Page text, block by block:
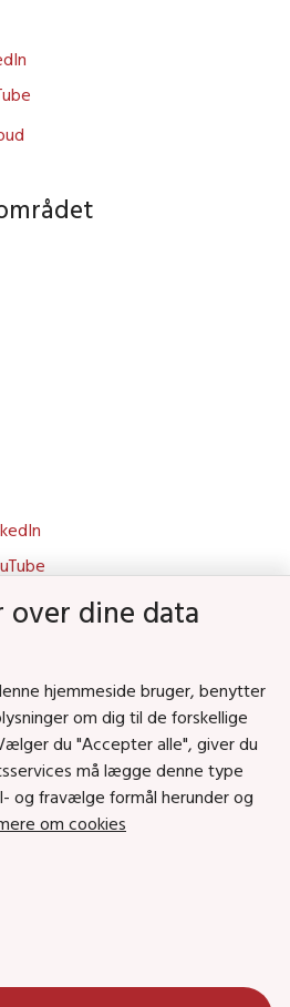
nyheder som RSS feed
• Tlf.: 72 42 37 00 •
over dine data
hjemmeside bruger, benytter
om dig til de forskellige
du "Accepter alle", giver du
må lægge denne type
og fravælge formål herunder og
om cookies